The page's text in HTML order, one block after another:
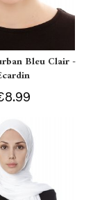
Bleu Clair -